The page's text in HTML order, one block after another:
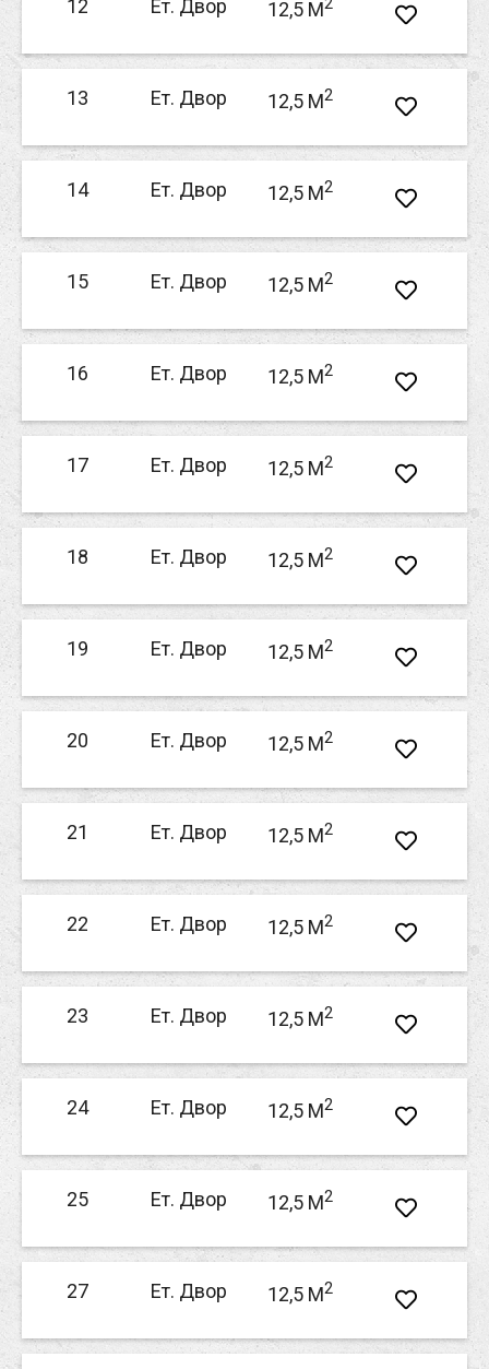
12 Ет. Двор 12,5 M
13 Ет. Двор 12,5 M2
14 Ет. Двор 12,5 M2
15 Ет. Двор 12,5 M2
16 Ет. Двор 12,5 M2
17 Ет. Двор 12,5 M2
18 Ет. Двор 12,5 M2
19 Ет. Двор 12,5 M2
20 Ет. Двор 12,5 M2
21 Ет. Двор 12,5 M2
22 Ет. Двор 12,5 M2
23 Ет. Двор 12,5 M2
24 Ет. Двор 12,5 M2
25 Ет. Двор 12,5 M2
27 Ет. Двор 12,5 M2